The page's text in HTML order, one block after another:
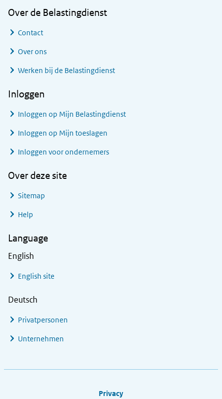
Over de Belastingdienst
Contact
Over ons
Werken bij de Belastingdienst
Inloggen
Inloggen op Mijn Belastingdienst
Inloggen op Mijn toeslagen
Inloggen voor ondernemers
Over deze site
Sitemap
Help
Language
English
English site
Deutsch
Privatpersonen
Unternehmen
Privacy